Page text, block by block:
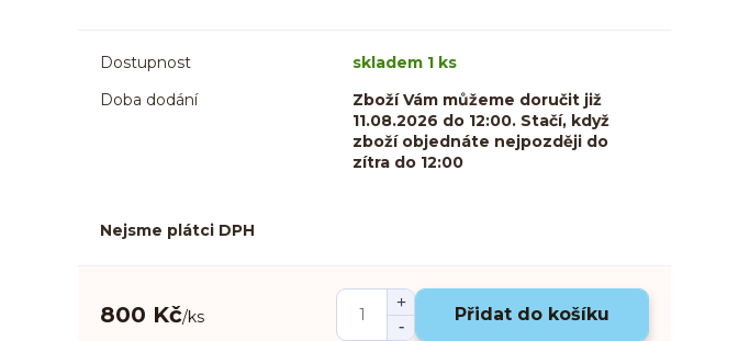
Dostupnost
skladem 1 ks
Doba dodání
Zboží Vám můžeme doručit již
11.08.2026 do 12:00. Stačí, když
zboží objednáte nejpozději do
zítra do 12:00
Nejsme plátci DPH
800 Kč/ks Přidat do košíku